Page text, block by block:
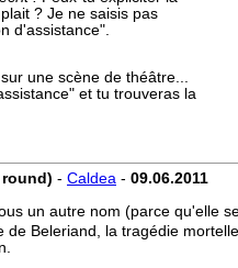
? Je ne saisis pas
d'assistance".
une scène de théâtre...
et tu trouveras la
round) - Caldea - 09.06.2011
un autre nom (parce qu'elle
de Beleriand, la tragédie mortelle